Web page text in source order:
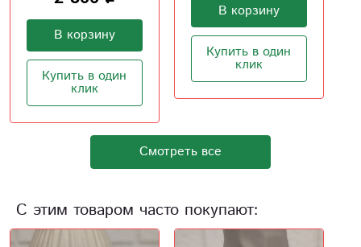
Купить в один
клик
В корзину
Купить в один
клик
Смотреть все
С этим товаром часто покупают: